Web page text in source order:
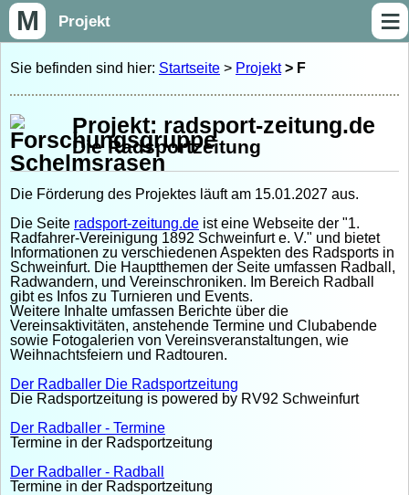
M Projekt ≡
Sie befinden sind hier: Startseite > Projekt> F
Projekt: radsport-zeitung.de
Die Radsportzeitung
Die Förderung des Projektes läuft am 15.01.2027 aus.
Die Seite radsport-zeitung.de ist eine Webseite der "1.
Radfahrer-Vereinigung 1892 Schweinfurt e. V." und bietet
Informationen zu verschiedenen Aspekten des Radsports in
Schweinfurt. Die Hauptthemen der Seite umfassen Radball,
Radwandern, und Vereinschroniken. Im Bereich Radball
gibt es Infos zu Turnieren und Events.
Weitere Inhalte umfassen Berichte über die
Vereinsaktivitäten, anstehende Termine und Clubabende
sowie Fotogalerien von Vereinsveranstaltungen, wie
Weihnachtsfeiern und Radtouren.
Der Radballer Die Radsportzeitung
Die Radsportzeitung is powered by RV92 Schweinfurt
Der Radballer - Termine
Termine in der Radsportzeitung
Der Radballer - Radball
Termine in der Radsportzeitung